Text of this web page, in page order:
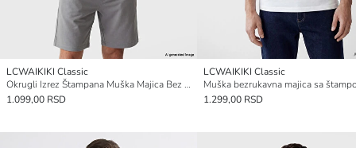
LCWAIKIKI Classic
Okrugli Izrez Štampana Muška Majica Bez Rukava
1.099,00 RSD
LCWAIKIKI Classic
1.299,00 RSD